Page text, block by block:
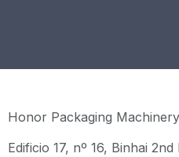
Honor Packaging
Edificio 17, nº 16, Binhai